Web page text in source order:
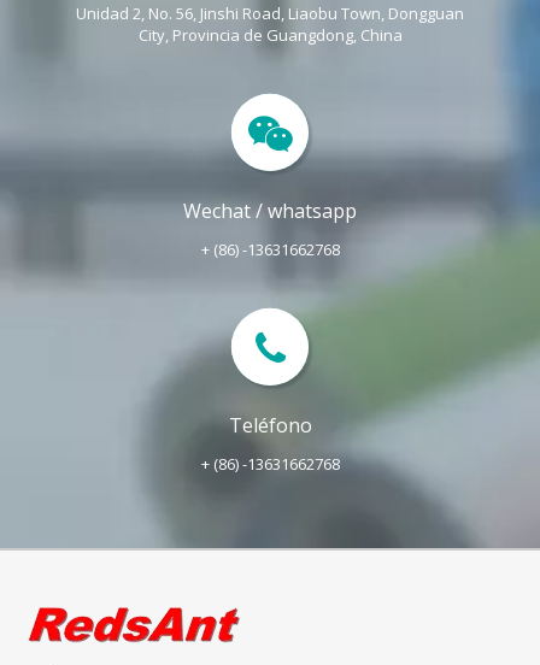
Unidad 2, No. 56, Jinshi Road, Liaobu Town, Dongguan
City, Provincia de Guangdong, China
Wechat / whatsapp
+ (86) -13631662768
Teléfono
+ (86) -13631662768